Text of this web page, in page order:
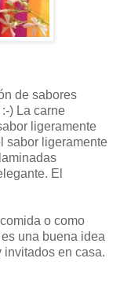
de sabores
) La carne
ligeramente
sabor ligeramente
El
o como
una buena idea
en casa.